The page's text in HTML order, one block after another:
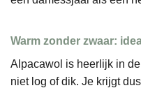
Warm zonder zwaar:
Alpacawol is heerlijk in
niet log of dik. Je krijgt